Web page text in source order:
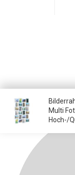
Multi
Hoch-/